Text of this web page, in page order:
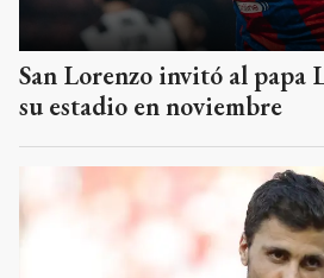
San Lorenzo invitó al papa
su estadio en noviembre